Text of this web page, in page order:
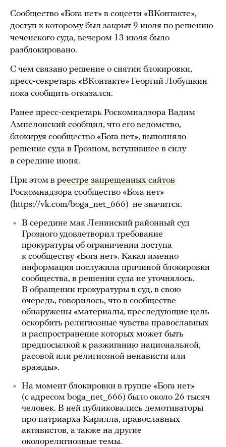
Сообщество «Бога нет» в соцсети «ВКонтакте»,
доступ к которому был закрыт 9 июля по решению
чеченского суда, вечером 13 июля было
разблокировано.
С чем связано решение о снятии блокировки,
пресс-секретарь «ВКонтакте» Георгий Лобушкин
пока сообщить отказался.
Ранее пресс-секретарь Роскомнадзора Вадим
Ампелонский сообщил, что его ведомство,
блокируя сообщество «Бога нет», выполняло
решение суда в Грозном, вступившее в силу
в середине июня.
При этом в реестре запрещенных сайтов
Роскомнадзора сообщество «Бога нет»
(https://vk.com/boga_net_666) не значится.
В середине мая Ленинский районный суд
Грозного удовлетворил требование
прокуратуры об ограничении доступа
к сообществу «Бога нет». Какая именно
информация послужила причиной блокировки
сообщества, в решении суда не уточнялось.
В обращении прокуратуры в суд, в свою
очередь, говорилось, что в сообществе
обнаружены «материалы, преследующие цель
оскорбить религиозные чувства православных
и распространение которых может быть
предпосылкой к разжиганию национальной,
расовой или религиозной ненависти или
вражды».
На момент блокировки в группе «Бога нет»
(с адресом boga_net_666) было около 26 тысяч
человек. В ней публиковались демотиваторы
про патриарха Кирилла, православных
активистов, а также на другие
околорелигиозные темы.